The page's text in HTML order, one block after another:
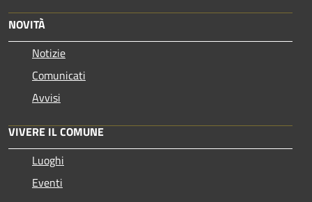
NOVITÀ
Notizie
Comunicati
Avvisi
VIVERE IL COMUNE
Luoghi
Eventi